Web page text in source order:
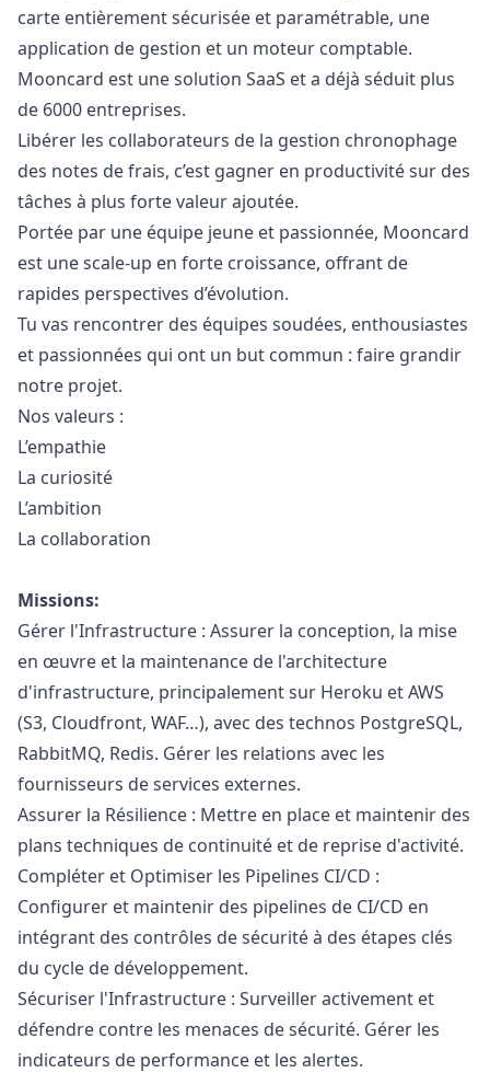
carte entièrement sécurisée et paramétrable, une
application de gestion et un moteur comptable.
Mooncard est une solution SaaS et a déjà séduit plus
de 6000 entreprises.
Libérer les collaborateurs de la gestion chronophage
des notes de frais, c’est gagner en productivité sur des
tâches à plus forte valeur ajoutée.
Portée par une équipe jeune et passionnée, Mooncard
est une scale-up en forte croissance, offrant de
rapides perspectives d’évolution.
Tu vas rencontrer des équipes soudées, enthousiastes
et passionnées qui ont un but commun : faire grandir
notre projet.
Nos valeurs :
L’empathie
La curiosité
L’ambition
La collaboration
Missions:
Gérer l'Infrastructure : Assurer la conception, la mise
en œuvre et la maintenance de l'architecture
d'infrastructure, principalement sur Heroku et AWS
(S3, Cloudfront, WAF…), avec des technos PostgreSQL,
RabbitMQ, Redis. Gérer les relations avec les
fournisseurs de services externes.
Assurer la Résilience : Mettre en place et maintenir des
plans techniques de continuité et de reprise d'activité.
Compléter et Optimiser les Pipelines CI/CD :
Configurer et maintenir des pipelines de CI/CD en
intégrant des contrôles de sécurité à des étapes clés
du cycle de développement.
Sécuriser l'Infrastructure : Surveiller activement et
défendre contre les menaces de sécurité. Gérer les
indicateurs de performance et les alertes.